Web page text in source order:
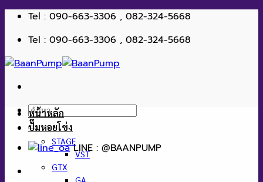
ข้าม
เนื้อหา
Tel : 090-663-3306 , 082-324-5668
Tel : 090-663-3306 , 082-324-5668
ค้นหา:
LINE : @BAANPUMP
หน้าหลัก
ปั๊มหอยโข่ง
STAGE
VST
GTX
GA